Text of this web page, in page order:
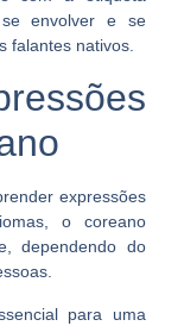
se envolver e se
falantes nativos.
expressões
o coreano
, dependendo do
para uma